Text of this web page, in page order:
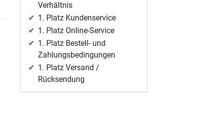
Verhältnis
1. Platz Kundenservice
1. Platz Online-Service
1. Platz Bestell- und
Zahlungsbedingungen
1. Platz Versand /
Rücksendung